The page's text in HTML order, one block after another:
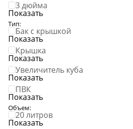
Подарочные карты
3 дюйма
Показать
Тип:
Бак с крышкой
Показать
Крышка
Показать
Увеличитель куба
Показать
ПВК
Показать
Объем:
20 литров
Показать